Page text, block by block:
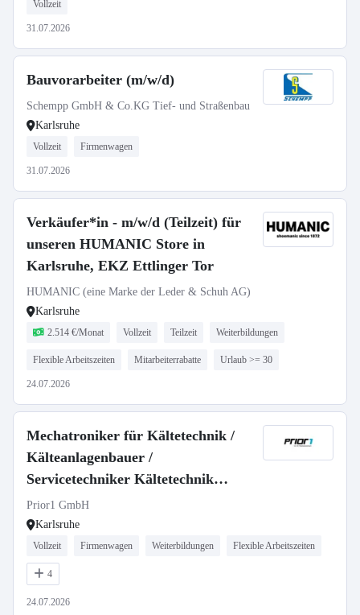
Vollzeit
31.07.2026
Bauvorarbeiter (m/w/d)
Schempp GmbH & Co.KG Tief- und Straßenbau
Karlsruhe
Vollzeit Firmenwagen
31.07.2026
Verkäufer*in - m/w/d (Teilzeit) für
unseren HUMANIC Store in
Karlsruhe, EKZ Ettlinger Tor
HUMANIC (eine Marke der Leder & Schuh AG)
Karlsruhe
2.514 €/Monat Vollzeit Teilzeit Weiterbildungen
Flexible Arbeitszeiten Mitarbeiterrabatte Urlaub >= 30
24.07.2026
Mechatroniker für Kältetechnik /
Kälteanlagenbauer /
Servicetechniker Kältetechnik
(m/w/d)
Prior1 GmbH
Karlsruhe
Vollzeit Firmenwagen Weiterbildungen Flexible Arbeitszeiten
4
24.07.2026